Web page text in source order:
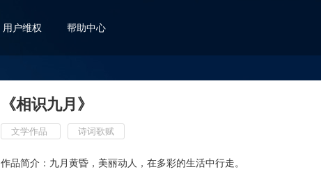
用户维权 帮助中心
《相识九月》
文学作品 诗词歌赋
作品简介：九月黄昏，美丽动人，在多彩的生活中行走。